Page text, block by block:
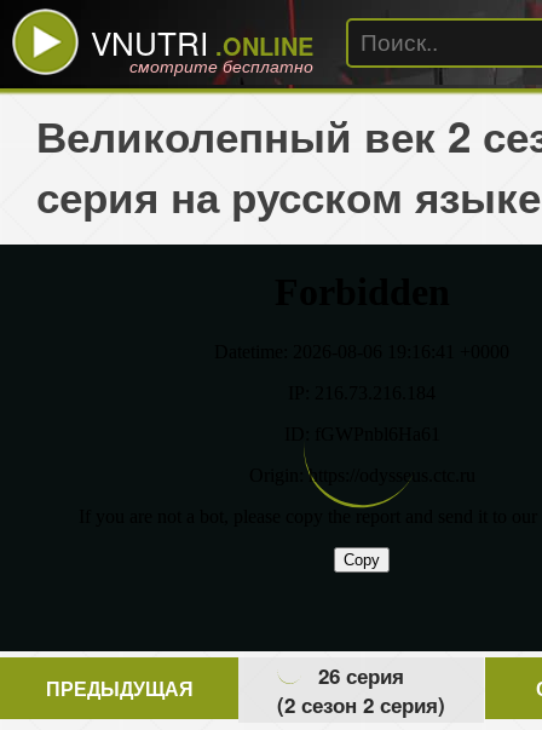
VNUTRI .ONLINE
смотрите бесплатно
Великолепный век 2
серия на русском языке
ПРЕДЫДУЩАЯ
26 серия
(2 сезон 2 серия)